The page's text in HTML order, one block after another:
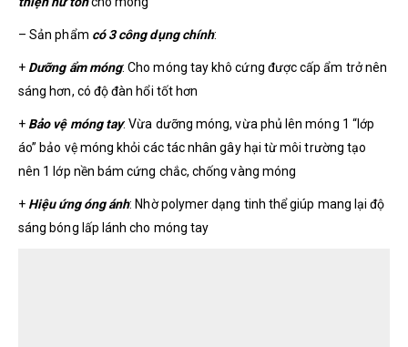
– Sản phẩm có 3 công dụng chính:
+ Dưỡng ẩm móng: Cho móng tay khô cứng được cấp ẩm trở nên
sáng hơn, có độ đàn hổi tốt hơn
+ Bảo vệ móng tay: Vừa dưỡng móng, vừa phủ lên móng 1 “lớp
áo” bảo vệ móng khỏi các tác nhân gây hại từ môi trường tạo
nên 1 lớp nền bám cứng chắc, chống vàng móng
+ Hiệu ứng óng ánh: Nhờ polymer dạng tinh thể giúp mang lại độ
sáng bóng lấp lánh cho móng tay